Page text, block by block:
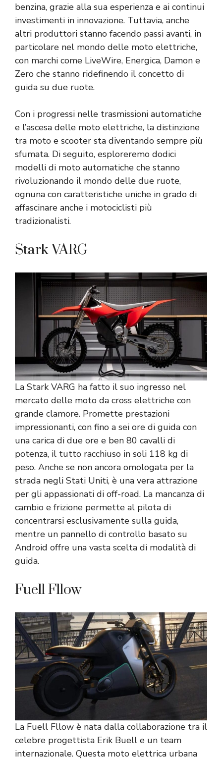
benzina, grazie alla sua esperienza e ai continui
investimenti in innovazione. Tuttavia, anche
altri produttori stanno facendo passi avanti, in
particolare nel mondo delle moto elettriche,
con marchi come LiveWire, Energica, Damon e
Zero che stanno ridefinendo il concetto di
guida su due ruote.
Con i progressi nelle trasmissioni automatiche
e l’ascesa delle moto elettriche, la distinzione
tra moto e scooter sta diventando sempre più
sfumata. Di seguito, esploreremo dodici
modelli di moto automatiche che stanno
rivoluzionando il mondo delle due ruote,
ognuna con caratteristiche uniche in grado di
affascinare anche i motociclisti più
tradizionalisti.
Stark VARG
La Stark VARG ha fatto il suo ingresso nel
mercato delle moto da cross elettriche con
grande clamore. Promette prestazioni
impressionanti, con fino a sei ore di guida con
una carica di due ore e ben 80 cavalli di
potenza, il tutto racchiuso in soli 118 kg di
peso. Anche se non ancora omologata per la
strada negli Stati Uniti, è una vera attrazione
per gli appassionati di off-road. La mancanza di
cambio e frizione permette al pilota di
concentrarsi esclusivamente sulla guida,
mentre un pannello di controllo basato su
Android offre una vasta scelta di modalità di
guida.
Fuell Fllow
La Fuell Fllow è nata dalla collaborazione tra il
celebre progettista Erik Buell e un team
internazionale. Questa moto elettrica urbana